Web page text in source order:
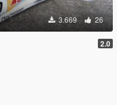
3.669 26
2.0